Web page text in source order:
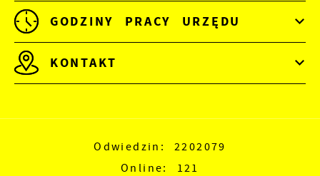
GODZINY PRACY URZĘDU
KONTAKT
Odwiedzin: 2202079
Online: 121